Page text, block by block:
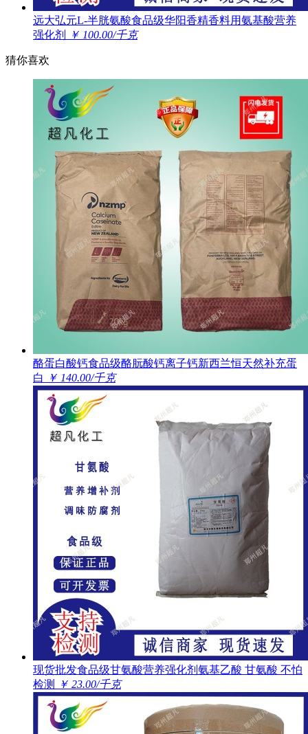
远大弘元L-半胱氨酸食品级华阳香精香料用氨基酸营养
强化剂
￥ 100.00/千克
猜你喜欢
酪蛋白酸钙食品级酪朊酸钙离子钙新西兰恒天然补充蛋
白
￥ 140.00/千克
现货批发食品级甘氨酸营养强化剂氨基乙酸 甘氨酸 不怕
检测
￥ 23.00/千克